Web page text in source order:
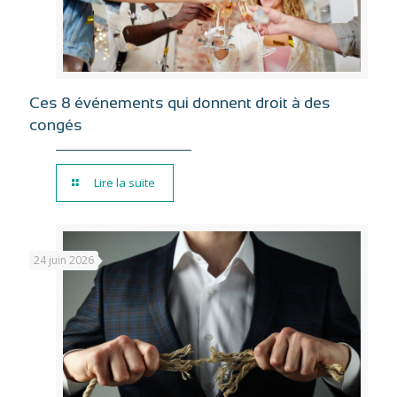
Ces 8 événements qui donnent droit à des
congés
Lire la suite
24 juin 2026